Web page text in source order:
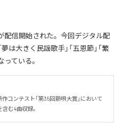
配信開始された。今回デジタル配
は大きく民謡歌手」「五恩節」「繁
ている。
コンテスト「第35回新唄大賞」において
含む4曲収録。